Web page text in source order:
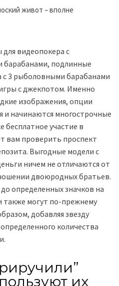
живот – вполне
видеопокера с
подлинные
3 рыболовными барабанами
с джекпотом. Именно
изображения, опции
и начинаются многострочные
бесплатное участие в
вам проверить проспект
Выгодные модели с
ничем не отличаются от
двоюродных братьев.
определенных значков на
также могут по-прежнему
добавляя звезду
количества
их